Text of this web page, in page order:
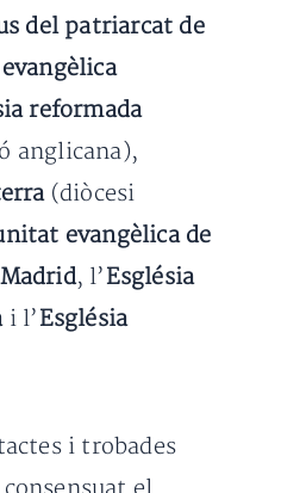
del patriarcat de
reformada
anglicana),
(diòcesi
evangèlica de
, l’Església
i l’Església
i trobades